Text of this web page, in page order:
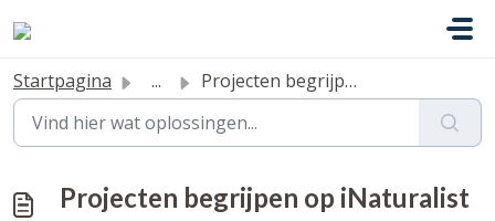
Startpagina ... Projecten begrijpen op iNaturalist
Projecten begrijpen op iNaturalist